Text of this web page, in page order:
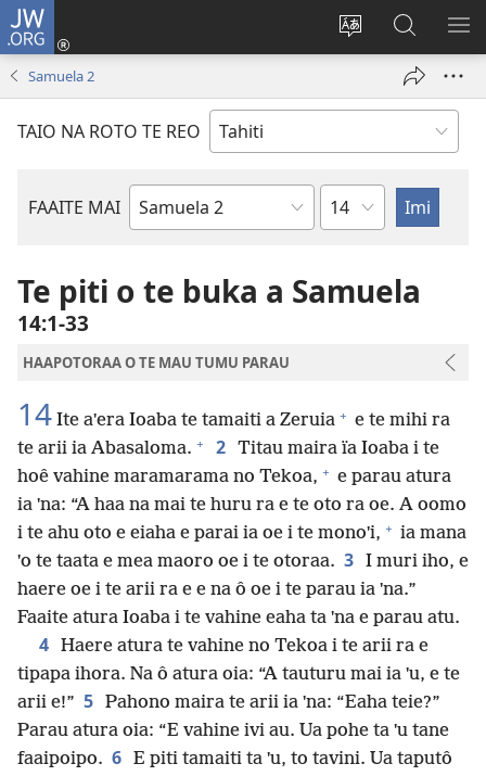
JW.ORG
Taui
reo
Nati
(opens
Maimiraa
nia
JW.ORG
Samuela 2
TAIO NA ROTO TE REO
FAAITE MAI
Buka
Bibilia
Pene
Te piti o te buka a Samuela
14:1-33
HAAPOTORAA O TE MAU TUMU PARAU
14 Ite aˈera Ioaba te tamaiti a Zeruia + e te mihi ra
te arii ia Abasaloma. + 2 Titau maira ïa Ioaba i te
hoê vahine maramarama no Tekoa, + e parau atura
ia ˈna: “A haa na mai te huru ra e te oto ra oe. A oomo
i te ahu oto e eiaha e parai ia oe i te monoˈi, + ia mana
ˈo te taata e mea maoro oe i te otoraa. 3 I muri iho, e
haere oe i te arii ra e e na ô oe i te parau ia ˈna.”
Faaite atura Ioaba i te vahine eaha ta ˈna e parau atu.
4 Haere atura te vahine no Tekoa i te arii ra e
tipapa ihora. Na ô atura oia: “A tauturu mai ia ˈu, e te
arii e!” 5 Pahono maira te arii ia ˈna: “Eaha teie?”
Parau atura oia: “E vahine ivi au. Ua pohe ta ˈu tane
faaipoipo. 6 E piti tamaiti ta ˈu, to tavini. Ua taputô